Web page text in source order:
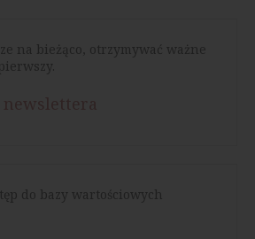
na bieżąco, otrzymywać ważne
do bazy wartościowych